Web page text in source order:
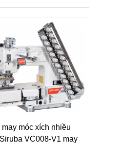
(kèm theo tấm dẫn VCE)